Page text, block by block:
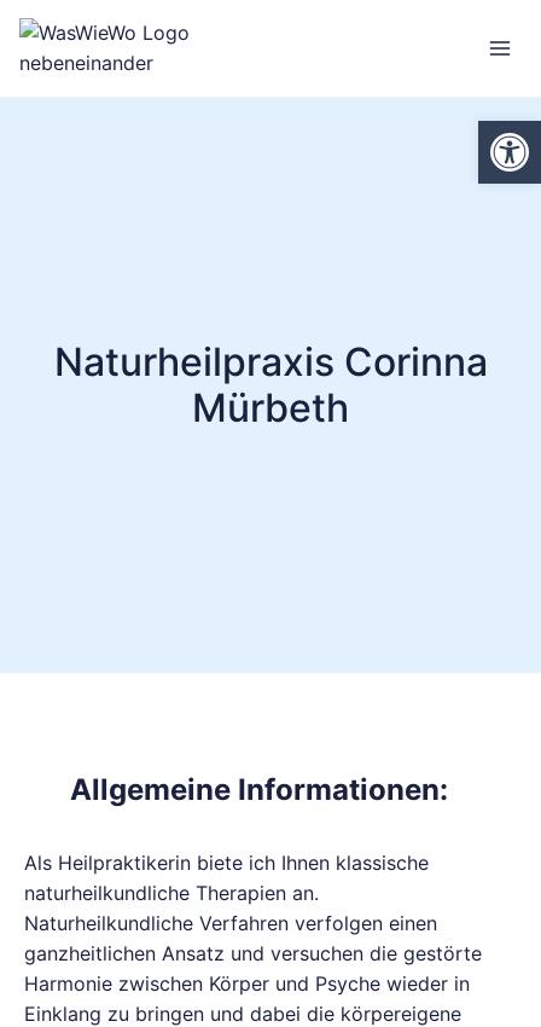
Zum
Inhalt
springen
Naturheilpraxis Corinna
Mürbeth
Allgemeine Informationen:
Als Heilpraktikerin biete ich Ihnen klassische
naturheilkundliche Therapien an.
Naturheilkundliche Verfahren verfolgen einen
ganzheitlichen Ansatz und versuchen die gestörte
Harmonie zwischen Körper und Psyche wieder in
Einklang zu bringen und dabei die körpereigene